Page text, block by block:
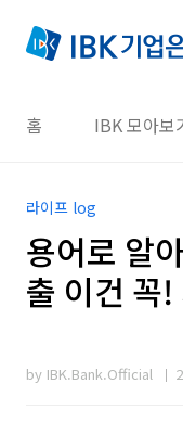
홈 IBK 모아보
라이프 log
용어로 알
출 이건 꼭
by IBK.Bank.Official